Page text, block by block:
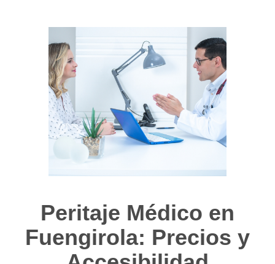
Peritaje Médico en
Fuengirola: Precios y